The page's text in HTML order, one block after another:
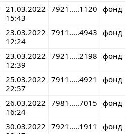
21.03.2022
15:43
7921.....1120 фонд
23.03.2022
12:24
7911.....4943 фонд
23.03.2022
12:39
7921.....2198 фонд
25.03.2022
22:57
7911.....4921 фонд
26.03.2022
16:24
7981.....7015 фонд
30.03.2022 7921.....1911 фонд